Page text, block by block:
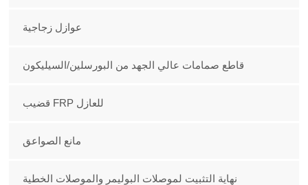
عوازل زجاجية
قاطع صمامات عالي الجهد من البورسلين/السيليكون
قضيب FRP للعازل
مانع الصواعق
نهاية التثبيت لموصلات البوليمر والموصلات الخطية